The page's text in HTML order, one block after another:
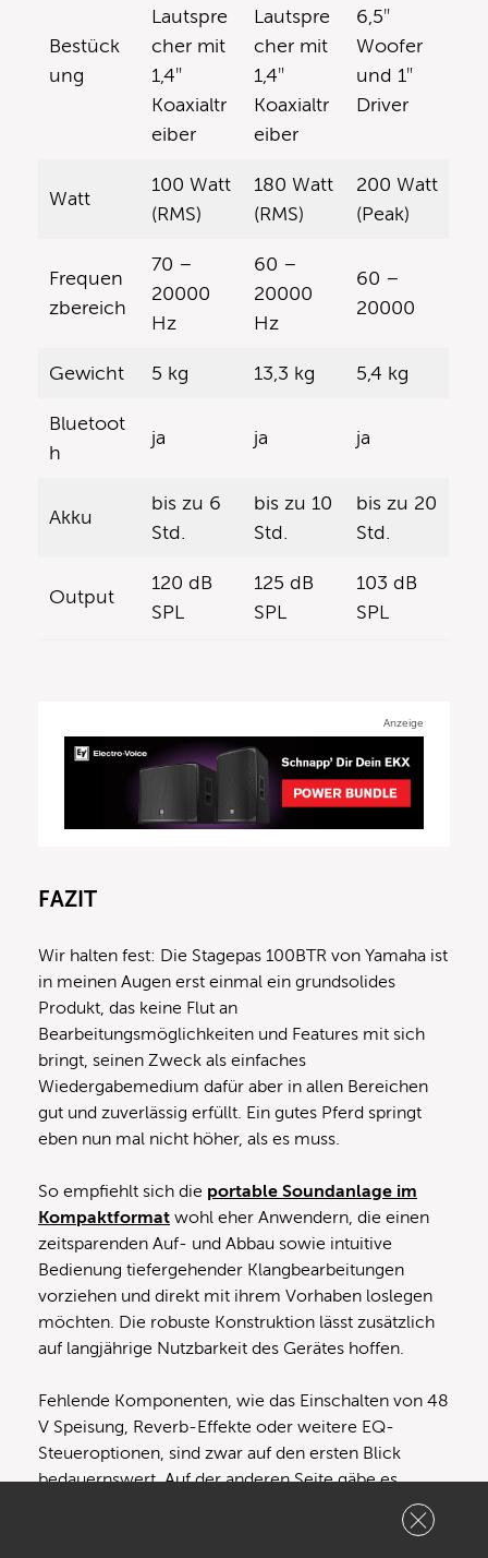
Bestück
ung
Lautspre
cher mit
1,4″
Koaxialtr
eiber
Lautspre
cher mit
1,4″
Koaxialtr
eiber
6,5″
Woofer
und 1″
Driver
Watt
100 Watt
(RMS)
180 Watt
(RMS)
200 Watt
(Peak)
Frequen
zbereich
70 –
20000
Hz
60 –
20000
Hz
60 –
20000
Gewicht 5 kg 13,3 kg 5,4 kg
Bluetoot
h
ja ja ja
Akku
bis zu 6
Std.
bis zu 10
Std.
bis zu 20
Std.
Output
120 dB
SPL
125 dB
SPL
103 dB
SPL
Anzeige
FAZIT
Wir halten fest: Die Stagepas 100BTR von Yamaha ist
in meinen Augen erst einmal ein grundsolides
Produkt, das keine Flut an
Bearbeitungsmöglichkeiten und Features mit sich
bringt, seinen Zweck als einfaches
Wiedergabemedium dafür aber in allen Bereichen
gut und zuverlässig erfüllt. Ein gutes Pferd springt
eben nun mal nicht höher, als es muss.
So empfiehlt sich die portable Soundanlage im
Kompaktformat wohl eher Anwendern, die einen
zeitsparenden Auf- und Abbau sowie intuitive
Bedienung tiefergehender Klangbearbeitungen
vorziehen und direkt mit ihrem Vorhaben loslegen
möchten. Die robuste Konstruktion lässt zusätzlich
auf langjährige Nutzbarkeit des Gerätes hoffen.
Fehlende Komponenten, wie das Einschalten von 48
V Speisung, Reverb-Effekte oder weitere EQ-
Steueroptionen, sind zwar auf den ersten Blick
bedauernswert. Auf der anderen Seite gäbe es
ansonsten aber auch kaum noch Argumente zum